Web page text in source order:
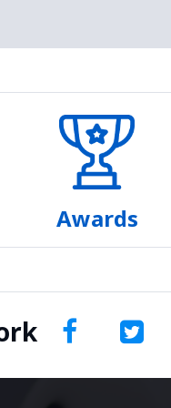
Awards